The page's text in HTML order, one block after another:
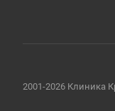
2001-2026 Клиника